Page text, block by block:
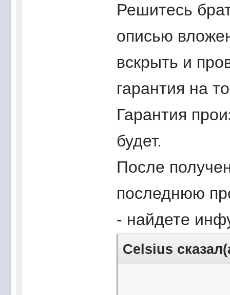
Решитесь
описью
вскрыть и
гарантия на
Гарантия
будет.
После
последнюю
- найдете
Celsius